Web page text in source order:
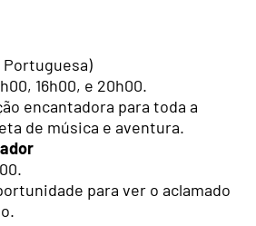
Portuguesa)
16h00, e 20h00.
encantadora para toda a
de música e aventura.
para ver o aclamado